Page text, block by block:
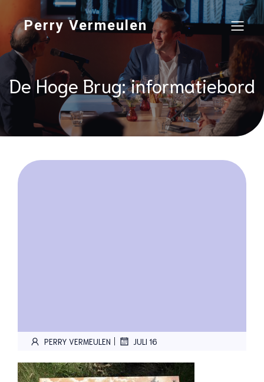
Perry Vermeulen
De Hoge Brug: informatiebord
PERRY VERMEULEN | JULI 16